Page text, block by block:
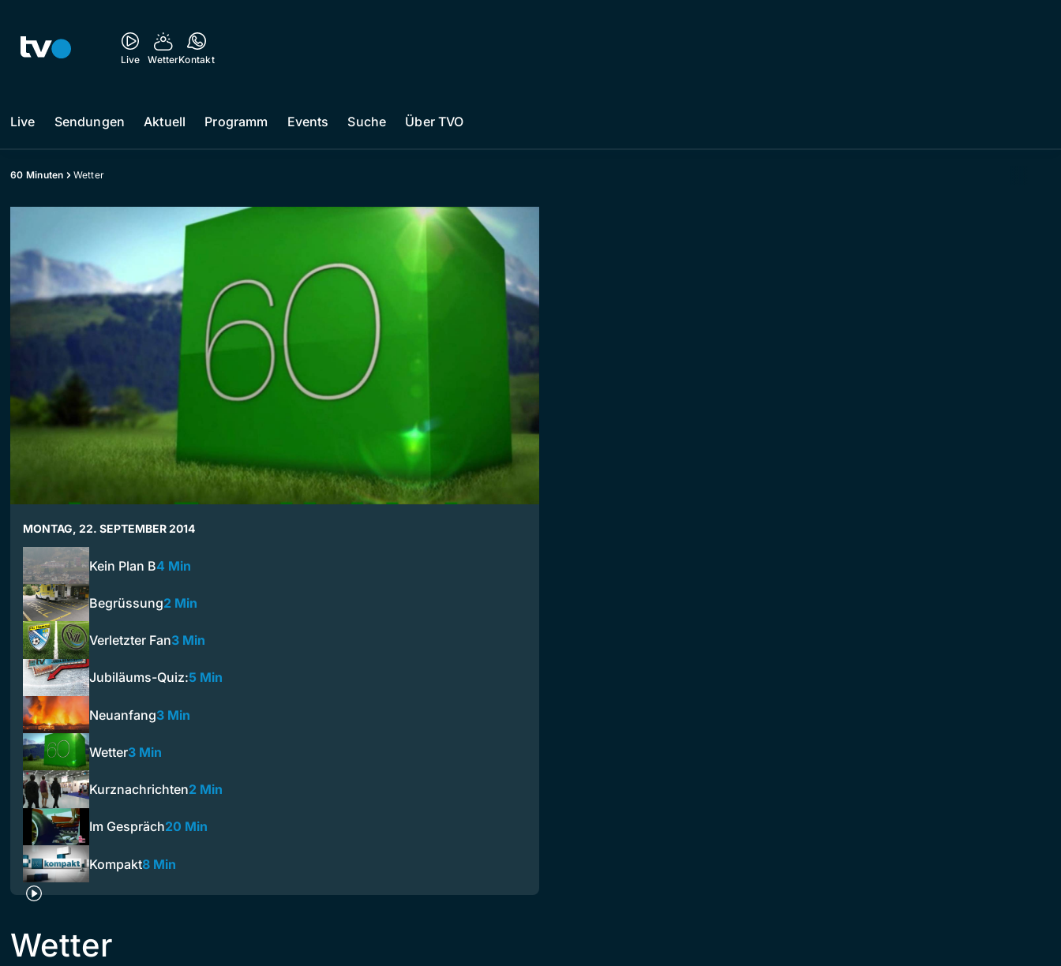
Live WetterKontakt
Live Sendungen Aktuell Programm Events Suche Über TVO
60 Minuten Wetter
MONTAG, 22. SEPTEMBER 2014
Kein Plan B4 Min
Begrüssung2 Min
Verletzter Fan3 Min
Jubiläums-Quiz:5 Min
Neuanfang3 Min
Wetter3 Min
Kurznachrichten2 Min
Im Gespräch20 Min
Kompakt8 Min
Wetter